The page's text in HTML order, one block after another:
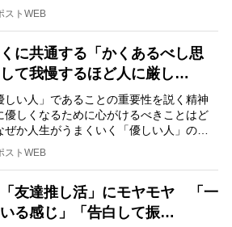
ストWEB
に共通する「かくあるべし思
て我慢するほど人に厳し…
い人」であることの重要性を説く精神
しくなるために心がけるべきことはど
か人生がうまくいく「優しい人」の科
ストWEB
友達推し活」にモヤモヤ 「一
る感じ」「告白して振…